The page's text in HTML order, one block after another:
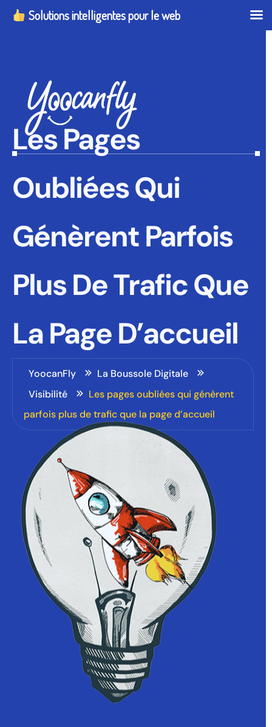
Les Pages
Oubliées Qui
Génèrent Parfois
Plus De Trafic Que
La Page D’accueil
YoocanFly
La Boussole Digitale
Visibilité
Les pages oubliées qui génèrent
parfois plus de trafic que la page d’accueil
Solutions intelligentes pour le web